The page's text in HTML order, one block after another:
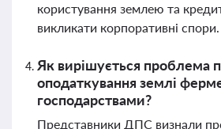
користування землею та
викликати корпоративні спори.
Як вирішується проблема
оподаткування землі
господарствами?
Представники ДПС визнали